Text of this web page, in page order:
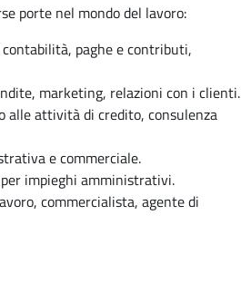
porte nel mondo del lavoro:
paghe e contributi,
marketing, relazioni con i clienti.
alle attività di credito, consulenza
e commerciale.
impieghi amministrativi.
commercialista, agente di